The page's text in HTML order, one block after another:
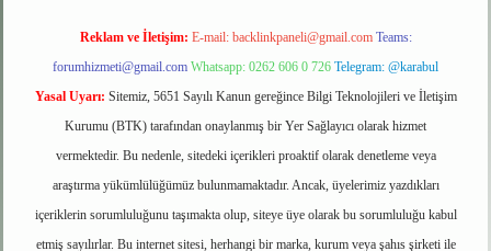
Reklam ve İletişim: E-mail: backlinkpaneli@gmail.com Teams:
forumhizmeti@gmail.com Whatsapp: 0262 606 0 726 Telegram: @karabul
Yasal Uyarı: Sitemiz, 5651 Sayılı Kanun gereğince Bilgi Teknolojileri ve İletişim
Kurumu (BTK) tarafından onaylanmış bir Yer Sağlayıcı olarak hizmet
vermektedir. Bu nedenle, sitedeki içerikleri proaktif olarak denetleme veya
araştırma yükümlülüğümüz bulunmamaktadır. Ancak, üyelerimiz yazdıkları
içeriklerin sorumluluğunu taşımakta olup, siteye üye olarak bu sorumluluğu kabul
etmiş sayılırlar. Bu internet sitesi, herhangi bir marka, kurum veya şahıs şirketi ile